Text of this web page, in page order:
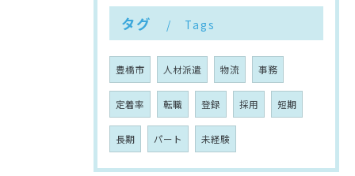
タグ Tags
豊橋市 人材派遣 物流 事務
定着率 転職 登録 採用 短期
長期 パート 未経験